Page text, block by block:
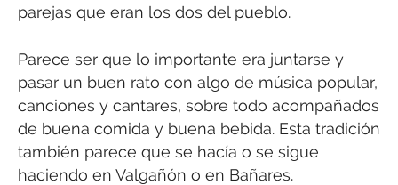
parejas que eran los dos del pueblo.
Parece ser que lo importante era juntarse y
pasar un buen rato con algo de música popular,
canciones y cantares, sobre todo acompañados
de buena comida y buena bebida. Esta tradición
también parece que se hacía o se sigue
haciendo en Valgañón o en Bañares.